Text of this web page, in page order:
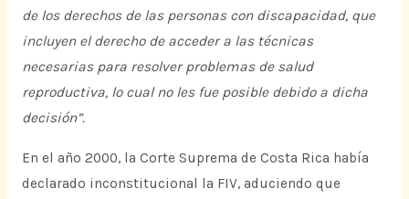
de los derechos de las personas con discapacidad, que
incluyen el derecho de acceder a las técnicas
necesarias para resolver problemas de salud
reproductiva, lo cual no les fue posible debido a dicha
decisión”.
En el año 2000, la Corte Suprema de Costa Rica había
declarado inconstitucional la FIV, aduciendo que